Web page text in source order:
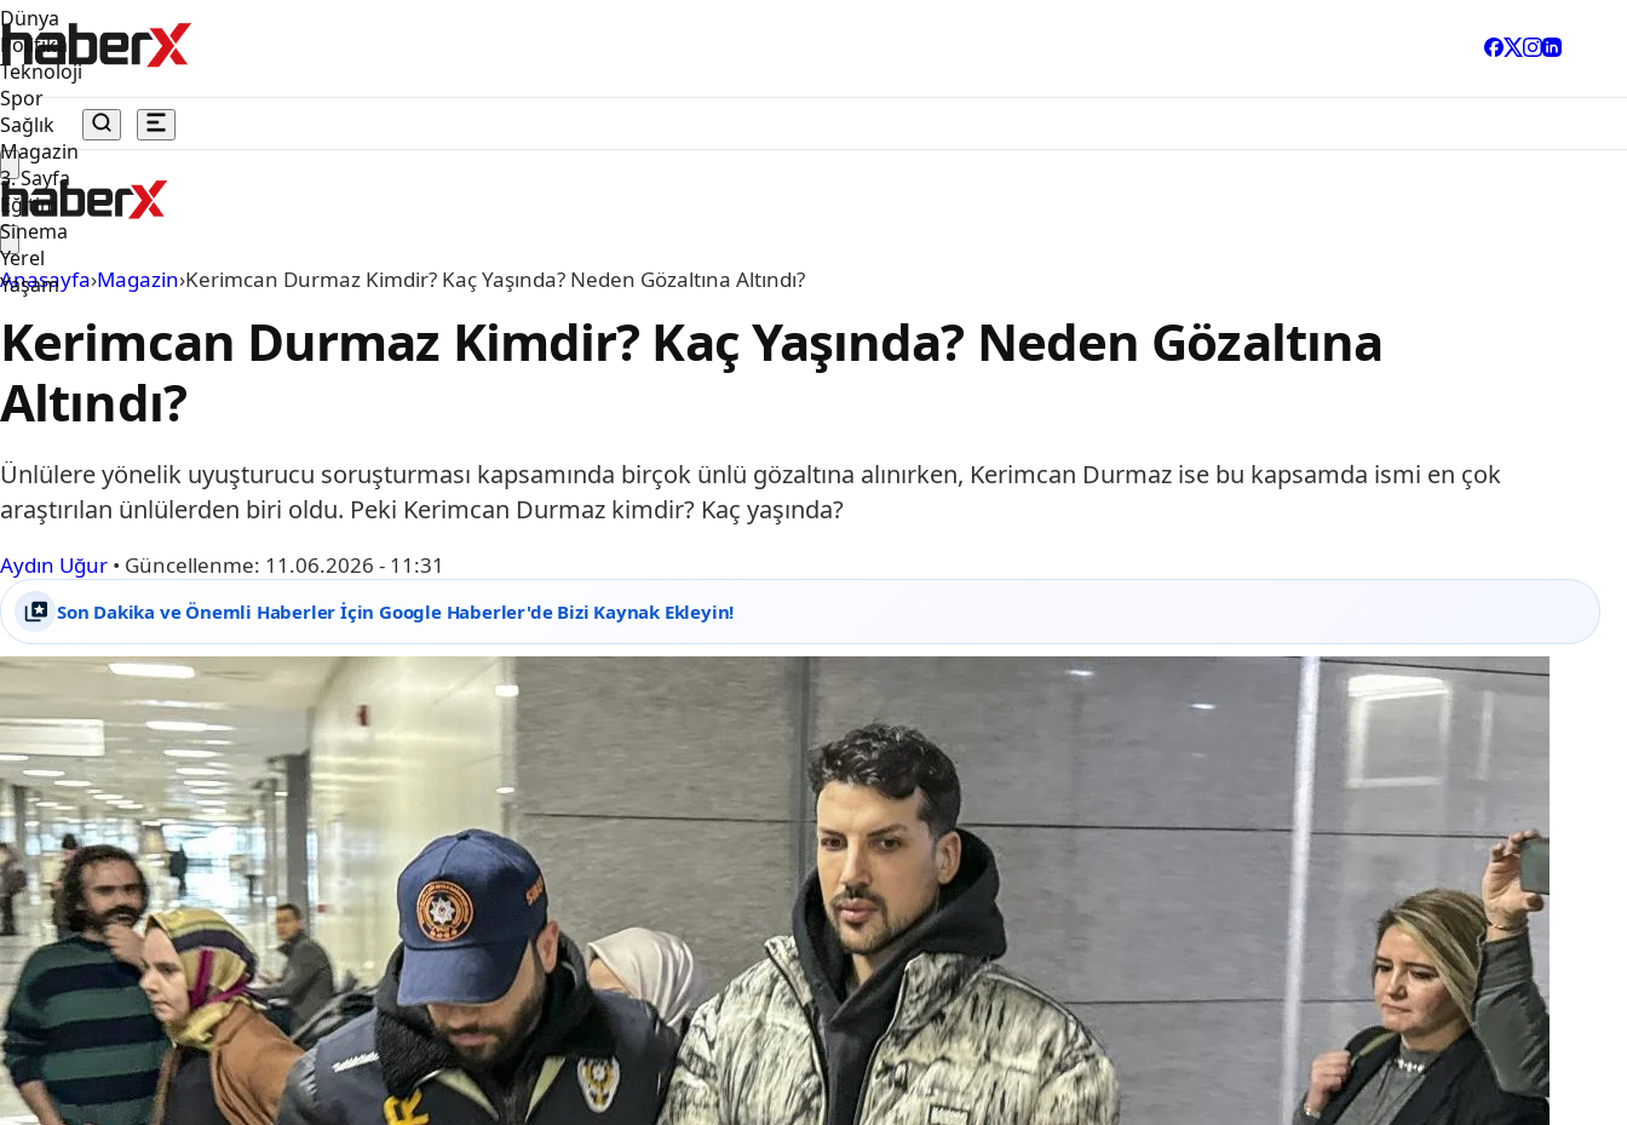
Dünya
Politika
Teknoloji
Spor
Sağlık
Magazin
3. Sayfa
Eğitim
Sinema
Yerel
Yaşam
Anasayfa›Magazin›Kerimcan Durmaz Kimdir? Kaç Yaşında? Neden Gözaltına Altındı?
Kerimcan Durmaz Kimdir? Kaç Yaşında? Neden Gözaltına
Altındı?
Ünlülere yönelik uyuşturucu soruşturması kapsamında birçok ünlü gözaltına alınırken, Kerimcan Durmaz ise bu kapsamda ismi en çok
araştırılan ünlülerden biri oldu. Peki Kerimcan Durmaz kimdir? Kaç yaşında?
Aydın Uğur • Güncellenme: 11.06.2026 - 11:31
Son Dakika ve Önemli Haberler İçin Google Haberler'de Bizi Kaynak Ekleyin!